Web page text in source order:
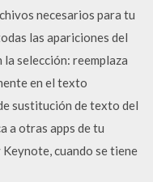
necesarios para tu
las apariciones del
selección: reemplaza
en el texto
sustitución de texto del
a otras apps de tu
cuando se tiene